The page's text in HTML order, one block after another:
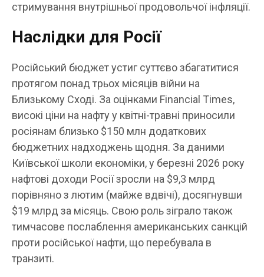
стримування внутрішньої продовольчої інфляції.
Наслідки для Росії
Російський бюджет устиг суттєво збагатитися
протягом понад трьох місяців війни на
Близькому Сході. За оцінками Financial Times,
високі ціни на нафту у квітні-травні приносили
росіянам близько $150 млн додаткових
бюджетних надходжень щодня. За даними
Київської школи економіки, у березні 2026 року
нафтові доходи Росії зросли на $9,3 млрд
порівняно з лютим (майже вдвічі), досягнувши
$19 млрд за місяць. Свою роль зіграло також
тимчасове послаблення американських санкцій
проти російської нафти, що перебувала в
транзиті.